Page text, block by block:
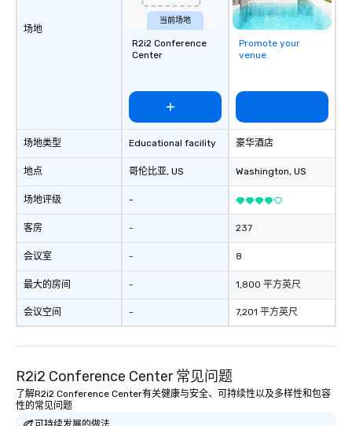
场地
场地类型
地点
场地评级
客房
会议室
最大的房间
会议空间
当前场地
R2i2 Conference
Center
Educational facility
哥伦比亚, US
-
-
-
-
-
Promote your
venue
豪华酒店
Washington, US
237
8
1,800 平方英尺
7,201 平方英尺
R2i2 Conference Center 常见问题
了解R2i2 Conference Center有关健康与安全、可持续性以及多样性和包容
性的常见问题